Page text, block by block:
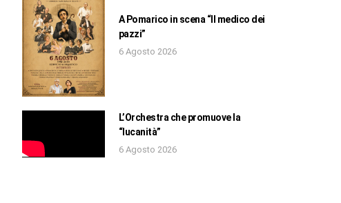
A Pomarico in scena “Il medico dei
pazzi”
6 Agosto 2026
L’Orchestra che promuove la
“lucanità”
6 Agosto 2026